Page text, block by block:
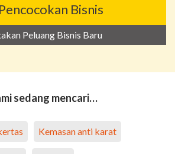
Pencocokan Bisnis
Peluang Bisnis Baru
sedang mencari…
Kemasan anti karat